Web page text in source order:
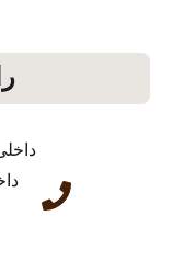
داخلی 1 : امورپروانه کسب و
داخلی 3: